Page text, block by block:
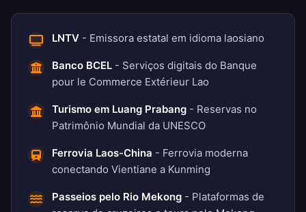
LNTV - Emissora estatal em idioma laosiano
Banco BCEL - Serviços digitais do Banque
pour le Commerce Extérieur Lao
Turismo em Luang Prabang - Reservas no
Patrimônio Mundial da UNESCO
Ferrovia Laos-China - Ferrovia moderna
conectando Vientiane a Kunming
Passeios pelo Rio Mekong - Plataformas de